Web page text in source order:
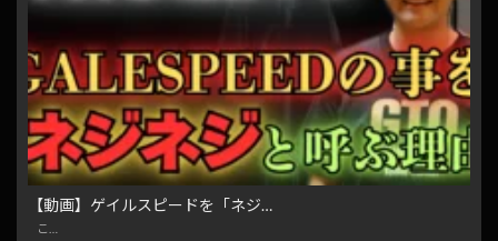
【動画】ゲイルスピードを「ネジ…
こ…